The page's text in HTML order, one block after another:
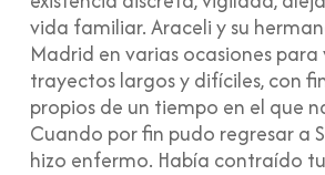
vida familiar. Araceli y su
Madrid en varias ocasiones para
trayectos largos y difíciles, con
propios de un tiempo en el que
Cuando por fin pudo regresar a
hizo enfermo. Había contraído